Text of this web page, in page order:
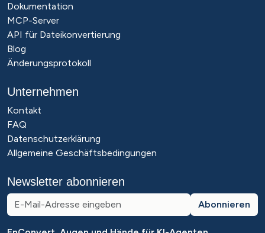
Dokumentation
MCP-Server
API für Dateikonvertierung
Blog
Änderungsprotokoll
Unternehmen
Kontakt
FAQ
Datenschutzerklärung
Allgemeine Geschäftsbedingungen
Newsletter abonnieren
Abonnieren